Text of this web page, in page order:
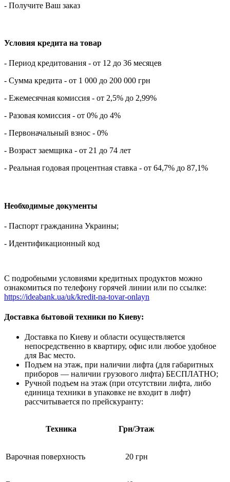
- Получите Ваш заказ
Условия кредита на товар
- Период кредитования - от 12 до 36 месяцев
- Сумма кредита - от 1 000 до 200 000 грн
- Ежемесячная комиссия - от 2,5% до 2,99%
- Разовая комиссия - от 0% до 4%
- Первоначальный взнос - 0%
- Возраст заемщика - от 21 до 74 лет
- Реальная годовая процентная ставка - от 64,7% до 87,1%
Необходимые документы
- Паспорт гражданина Украины;
- Идентификационный код
С подробными условиями кредитных продуктов можно
ознакомиться по телефону горячей линии или по ссылке:
https://ideabank.ua/uk/kredit-na-tovar-onlayn
Доставка бытовой техники по Киеву:
Доставка по Киеву и области осуществляется
непосредственно в квартиру, офис или любое удобное
для Вас место.
Подъем на этаж, при наличии лифта (для габаритных
приборов — наличии грузового лифта) БЕСПЛАТНО;
Ручной подъем на этаж (при отсутствии лифта, либо
единица техники в упаковке не входит в лифт)
рассчитывается по прейскуранту:
Техника Грн/Этаж
Варочная поверхность 20 грн